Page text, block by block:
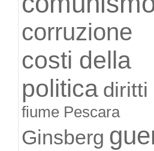
corruzione
costi della
politica diritti
fiume Pescara
Ginsberg